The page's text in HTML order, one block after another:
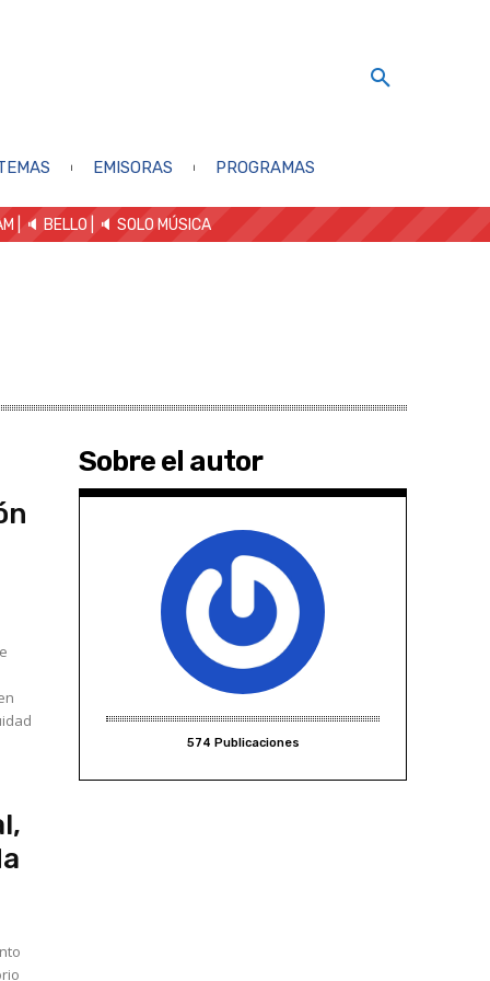
EMISORAS PROGRAMAS
| 🔈 BELLO 🔈 SOLO MÚSICA
Sobre el autor
574 Publicaciones